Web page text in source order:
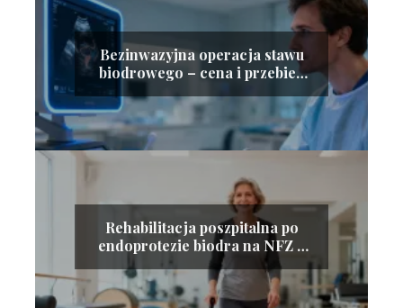
Bezinwazyjna operacja stawu
biodrowego – cena i przebieg
Rehabilitacja poszpitalna po
endoprotezie biodra na NFZ –
poradnik